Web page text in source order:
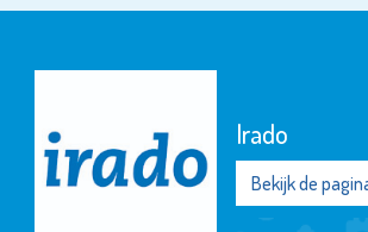
Irado
Bekijk de